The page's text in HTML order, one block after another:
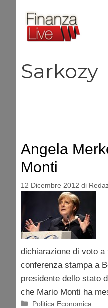
contenuto
Sarkozy
Angela
Monti
12 Dicembre 2012 di
dichiarazione di voto
conferenza stampa a
presidente dello stato
che Mario Monti ha
Categorie
Politica Economica